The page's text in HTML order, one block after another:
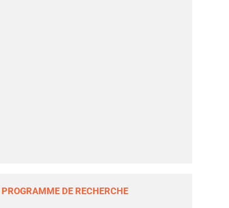
PROGRAMME DE RECHERCHE